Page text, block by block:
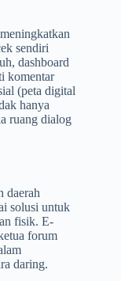
sendiri
dashboard
komentar
(peta digital
hanya
ruang dialog
daerah
solusi untuk
fisik. E-
forum
daring.